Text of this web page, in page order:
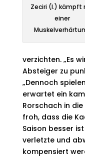
Zeciri (l.) kämpft
einer
verzichten. „Es
Absteiger zu
„Dennoch
erwartet ein
Rorschach in
froh, dass die
Saison besser
verletzte und
kompensiert